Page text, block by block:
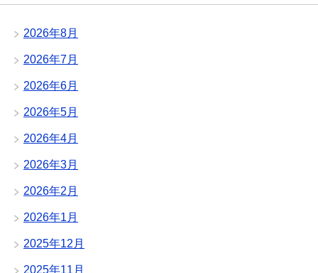
2026年8月
2026年7月
2026年6月
2026年5月
2026年4月
2026年3月
2026年2月
2026年1月
2025年12月
2025年11月